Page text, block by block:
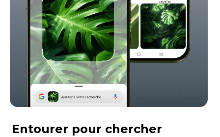
Entourer pour chercher